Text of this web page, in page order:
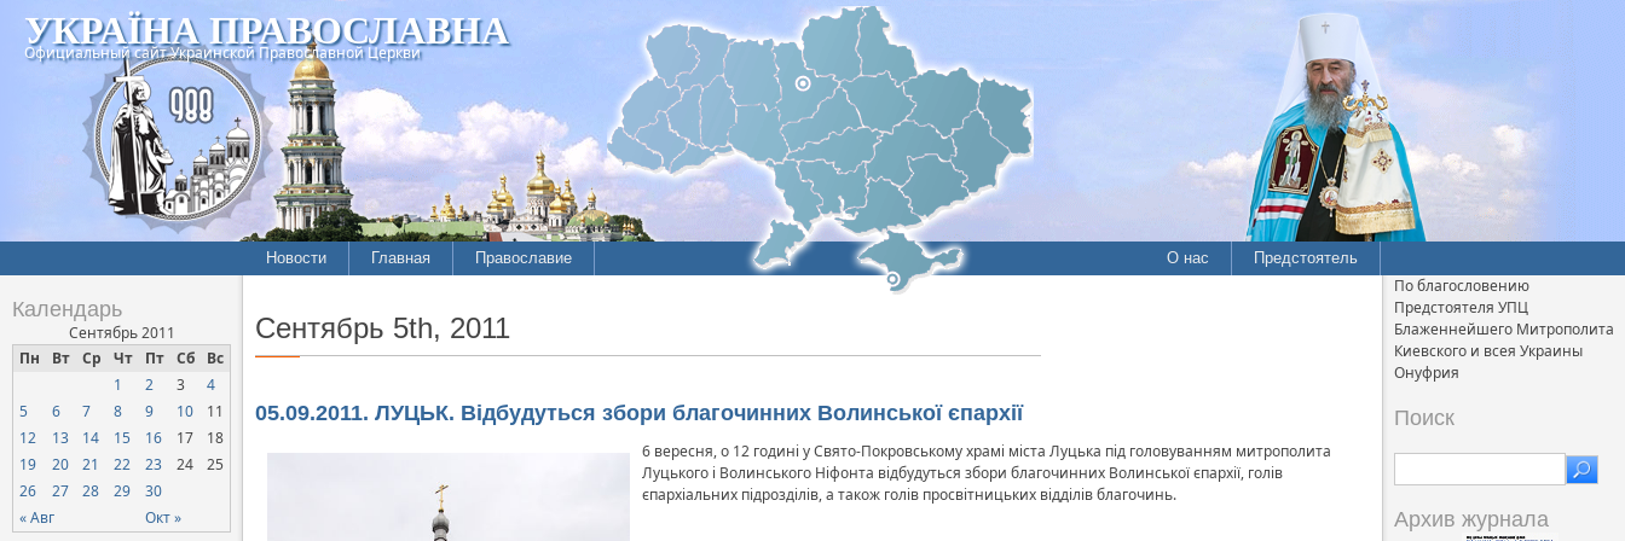
УКРАЇНА ПРАВОСЛАВНА
Официальный сайт Украинской Православной Церкви
Новости Главная Православие О нас Предстоятель
Календарь
Сентябрь 2011
Пн
Вт Ср Чт Пт Сб Вс
« Авг Окт »
1 2 3
4
5
6 7 8 9 10
11
12
13 14 15 16 17
18
19
20 21 22 23 24
25
26
27 28 29 30
Сентябрь 5th, 2011
05.09.2011. ЛУЦЬК. Відбудуться збори благочинних Волинської єпархії
6 вересня, о 12 годині у Свято-Покровському храмі міста Луцька під головуванням митрополита
Луцького і Волинського Ніфонта відбудуться збори благочинних Волинської єпархії, голів
єпархіальних підрозділів, а також голів просвітницьких відділів благочинь.
По благословению
Предстоятеля УПЦ
Блаженнейшего Митрополита
Киевского и всея Украины
Онуфрия
Поиск
Архив журнала